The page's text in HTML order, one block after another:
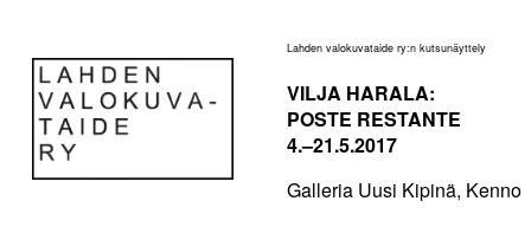
Lahden valokuvataide ry:n kutsunäyttely
VILJA HARALA:
POSTE RESTANTE
4.–21.5.2017
Galleria Uusi Kipinä, Kenno